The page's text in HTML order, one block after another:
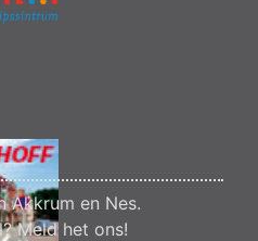
Akkrum en Nes.
Meld het ons!